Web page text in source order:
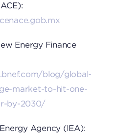
Energy Finance
blog/global-
market-to-hit-one-
by-2030/
Agency (IEA):